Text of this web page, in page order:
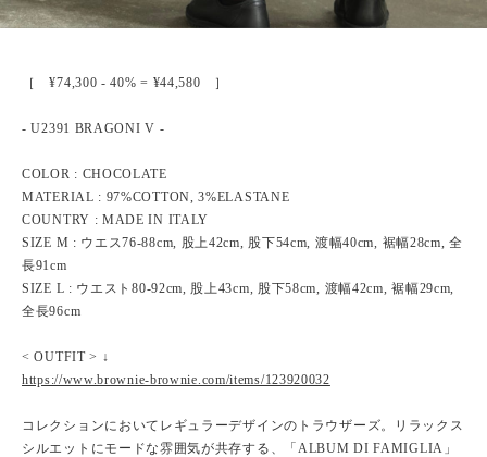
［ ¥74,300 - 40% = ¥44,580 ］
- U2391 BRAGONI V -
COLOR : CHOCOLATE
MATERIAL : 97%COTTON, 3%ELASTANE
COUNTRY : MADE IN ITALY
SIZE M : ウエス76-88cm, 股上42cm, 股下54cm, 渡幅40cm, 裾幅28cm, 全
長91cm
SIZE L : ウエスト80-92cm, 股上43cm, 股下58cm, 渡幅42cm, 裾幅29cm,
全長96cm
< OUTFIT > ↓
https://www.brownie-brownie.com/items/123920032
コレクションにおいてレギュラーデザインのトラウザーズ。リラックス
シルエットにモードな雰囲気が共存する、「ALBUM DI FAMIGLIA」